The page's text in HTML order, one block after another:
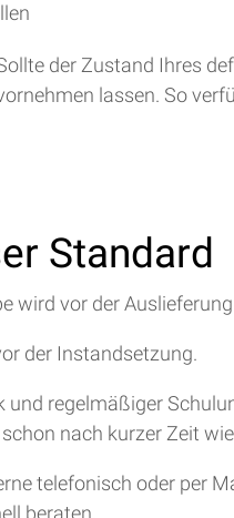
der Zustand Ihres
lassen. So
Standard
wird vor der
der Instandsetzung.
regelmäßiger
nach kurzer Zeit
telefonisch oder per
beraten.